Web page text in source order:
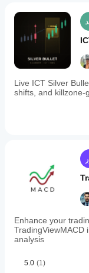
Live ICT Silver
shifts, and killzone-
Enhance your
TradingViewMACD
analysis
5.0 (1)